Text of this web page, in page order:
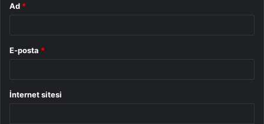
Ad *
E-posta *
İnternet sitesi